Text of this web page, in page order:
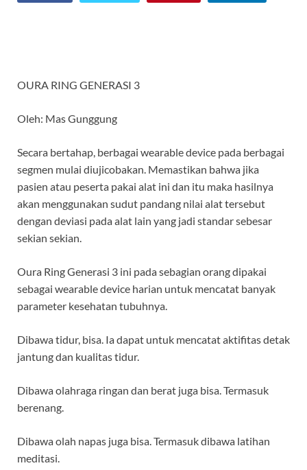
OURA RING GENERASI 3
Oleh: Mas Gunggung
Secara bertahap, berbagai wearable device pada berbagai
segmen mulai diujicobakan. Memastikan bahwa jika
pasien atau peserta pakai alat ini dan itu maka hasilnya
akan menggunakan sudut pandang nilai alat tersebut
dengan deviasi pada alat lain yang jadi standar sebesar
sekian sekian.
Oura Ring Generasi 3 ini pada sebagian orang dipakai
sebagai wearable device harian untuk mencatat banyak
parameter kesehatan tubuhnya.
Dibawa tidur, bisa. Ia dapat untuk mencatat aktifitas detak
jantung dan kualitas tidur.
Dibawa olahraga ringan dan berat juga bisa. Termasuk
berenang.
Dibawa olah napas juga bisa. Termasuk dibawa latihan
meditasi.